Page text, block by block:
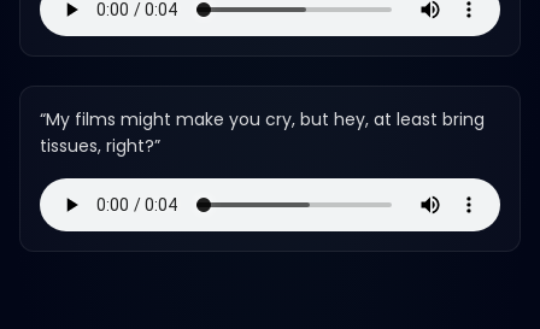
“My films might make you cry, but hey, at least bring
tissues, right?”